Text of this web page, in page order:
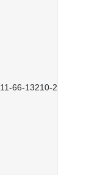
11-66-13210-2701